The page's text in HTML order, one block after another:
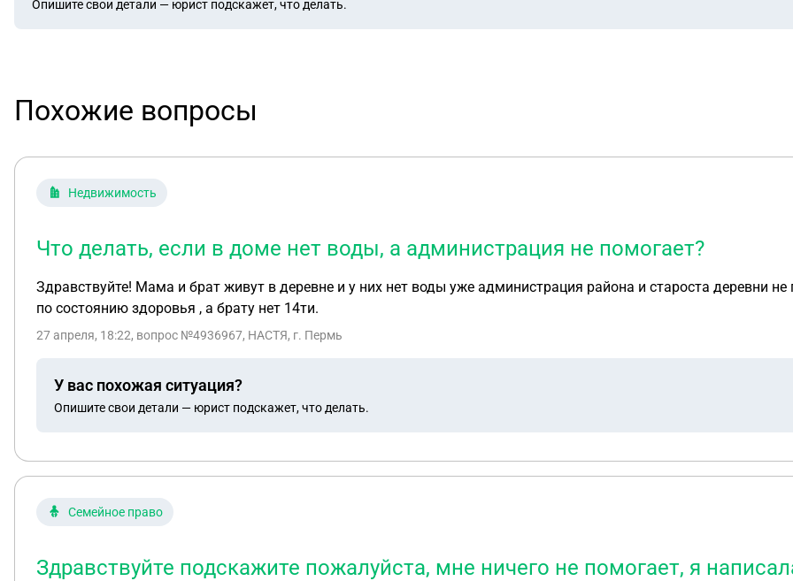
Опишите свои детали — юрист подскажет, что делать.
Похожие вопросы
Недвижимость
Что делать, если в доме нет воды, а администрация не помогает?
Здравствуйте! Мама и брат живут в деревне и у них нет воды уже администрация района и староста деревни
по состоянию здоровья , а брату нет 14ти.
27 апреля, 18:22, вопрос №4936967, НАСТЯ, г. Пермь
У вас похожая ситуация?
Опишите свои детали — юрист подскажет, что делать.
Семейное право
Здравствуйте подскажите пожалуйста, мне ничего не помогает, я